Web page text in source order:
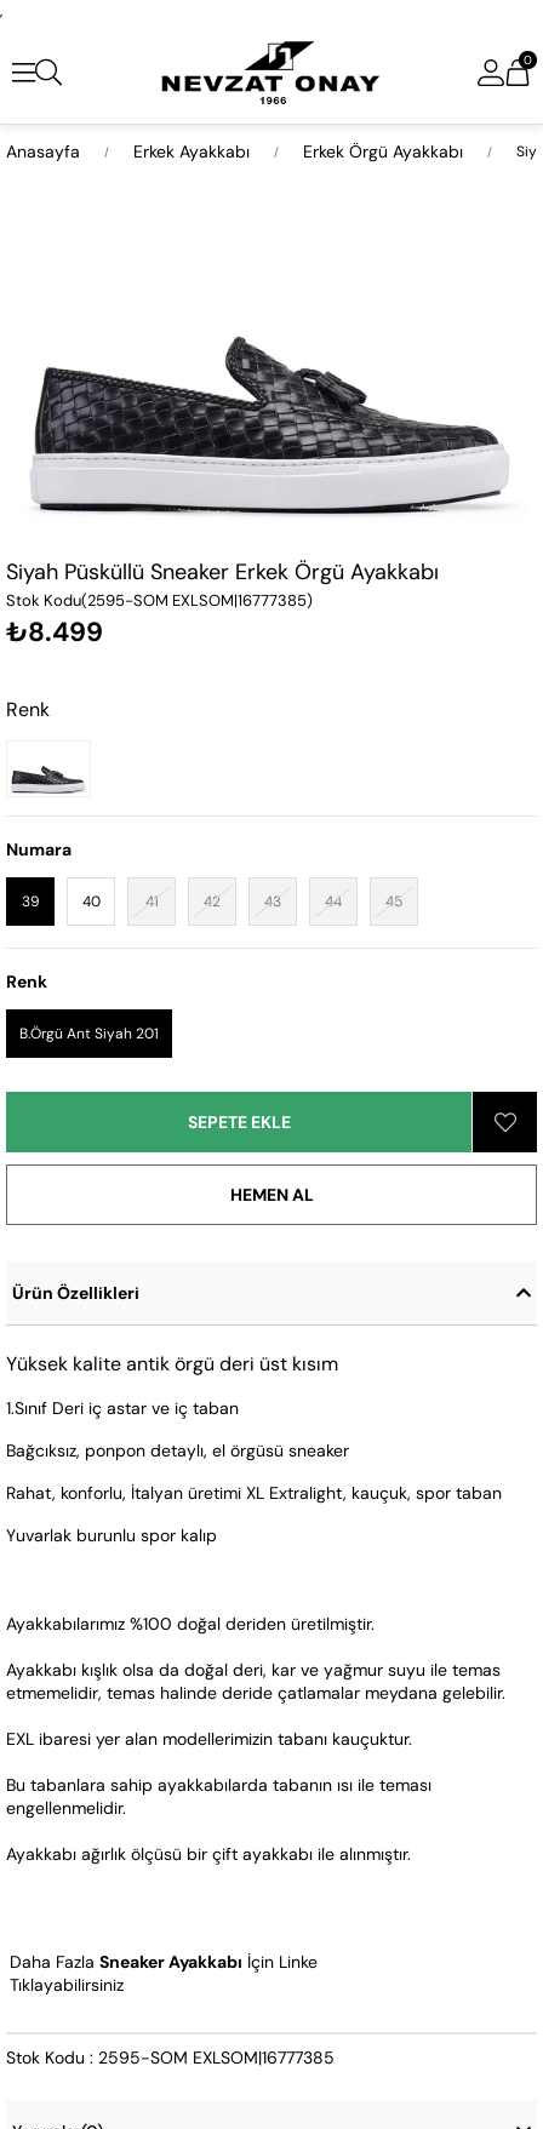
,
0
Anasayfa Erkek Ayakkabı Erkek Örgü Ayakkabı
Siyah Püsküllü Sneaker Erkek Örgü Ayakkabı
Stok Kodu(2595-SOM EXLSOM|16777385)
₺8.499
Renk
Numara
39 40 41 42 43 44 45
Renk
B.Örgü Ant Siyah 201
Ürün Özellikleri
Yüksek kalite antik örgü deri üst kısım
1.Sınıf Deri iç astar ve iç taban
Bağcıksız, ponpon detaylı, el örgüsü sneaker
Rahat, konforlu, İtalyan üretimi XL Extralight, kauçuk, spor taban
Yuvarlak burunlu spor kalıp
Ayakkabılarımız %100 doğal deriden üretilmiştir.
Ayakkabı kışlık olsa da doğal deri, kar ve yağmur suyu ile temas
etmemelidir, temas halinde deride çatlamalar meydana gelebilir.
EXL ibaresi yer alan modellerimizin tabanı kauçuktur.
Bu tabanlara sahip ayakkabılarda tabanın ısı ile teması
engellenmelidir.
Ayakkabı ağırlık ölçüsü bir çift ayakkabı ile alınmıştır.
Daha Fazla Sneaker Ayakkabı İçin Linke
Tıklayabilirsiniz
Stok Kodu : 2595-SOM EXLSOM|16777385